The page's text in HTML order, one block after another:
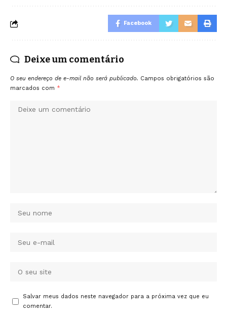
Facebook
Deixe um comentário
O seu endereço de e-mail não será publicado. Campos obrigatórios são
marcados com *
Salvar meus dados neste navegador para a próxima vez que eu
comentar.